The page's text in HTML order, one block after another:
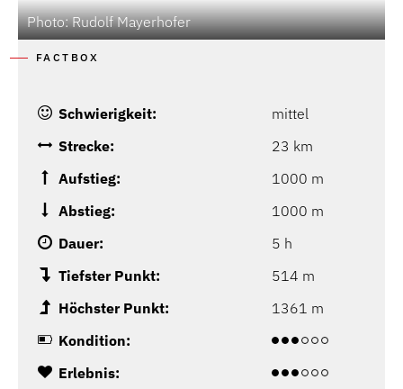
Photo: Rudolf Mayerhofer
FACTBOX
Schwierigkeit:
mittel
Strecke:
23 km
Aufstieg:
1000 m
Abstieg:
1000 m
Dauer:
5 h
Tiefster Punkt:
514 m
Höchster Punkt:
1361 m
Kondition:
Erlebnis: